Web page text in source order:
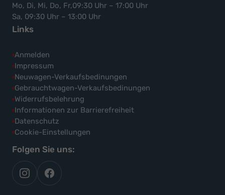
Mo, Di, Mi, Do, Fr,09:30 Uhr – 17:00 Uhr
Sa, 09:30 Uhr – 13:00 Uhr
Links
Anmelden
Impressum
Neuwagen-Verkaufsbedinungen
Gebrauchtwagen-Verkaufsbedinungen
Widerrufsbelehrung
Informationen zur Barrierefreiheit
Datenschutz
Cookie-Einstellungen
Folgen Sie uns:
autoflex
auf
autoflex24
auf